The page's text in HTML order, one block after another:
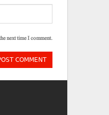
next time I comment.